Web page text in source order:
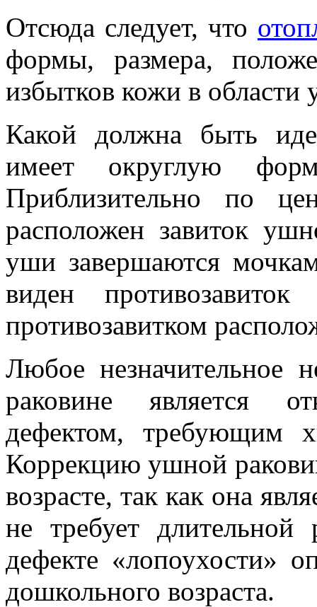
Отсюда следует, что
формы, размера,
избытков кожи в
Какой должна быть
имеет округлую
Приблизительно по
расположен завиток
уши завершаются
виден
противозавитком
Любое незначительное
раковине является
дефектом, требующим
Коррекцию ушной
возрасте, так как она
не требует
дефекте «лопоухости»
дошкольного возраста.